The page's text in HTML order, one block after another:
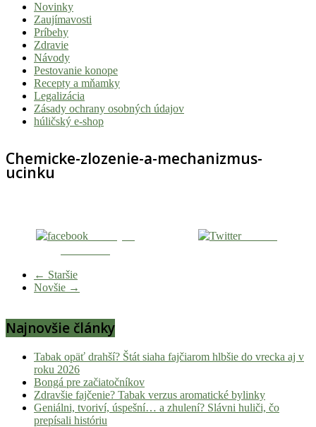
Tvoj
sprievodca
svetom
pohody
stoner
Vitaj
relatívny.
Hulic.sk
novinky
konopnej
scény,
najlepší
chill-
Novinky
Zaujímavosti
Príbehy
Zdravie
Návody
Pestovanie konope
Recepty a mňamky
Legalizácia
Zásady ochrany osobných údajov
húličský e-shop
Chemicke-zlozenie-a-mechanizmus-
ucinku
Tweetni
← Staršie
Novšie →
Najnovšie články
Tabak opäť drahší? Štát siaha fajčiarom hlbšie do vrecka aj v
roku 2026
Bongá pre začiatočníkov
Zdravšie fajčenie? Tabak verzus aromatické bylinky
Geniálni, tvoriví, úspešní… a zhulení? Slávni huliči, čo
prepísali históriu